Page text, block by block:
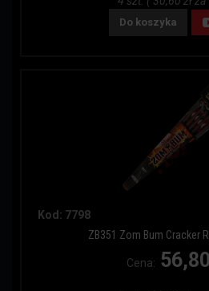
Do koszyka
Kod: 7798
ZB351 Zom Bum Cracker
Cena: